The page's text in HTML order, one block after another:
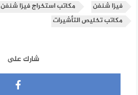
فيزا شنغن
مكاتب استخراج فيزا شنغن
مكاتب تخليص التأشيرات
شارك على